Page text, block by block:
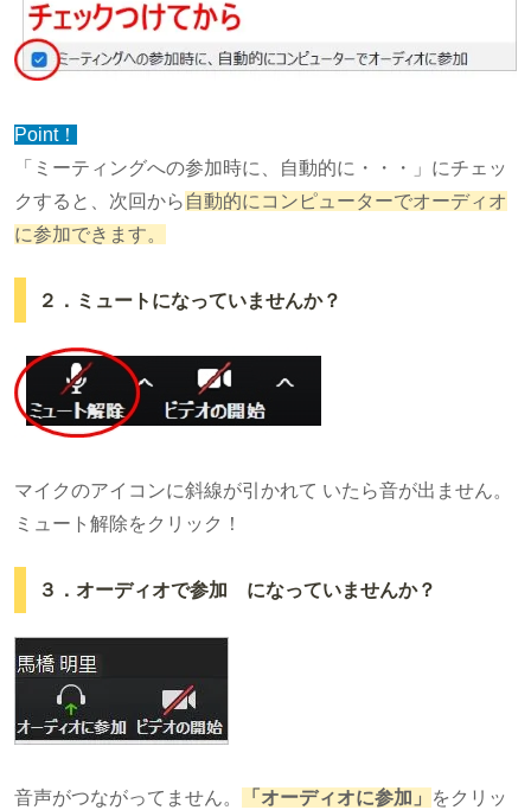
Point！
「ミーティングへの参加時に、自動的に・・・」にチェッ
クすると、次回から 自動的にコンピューターでオーディオ
に参加できます。
２．ミュートになっていませんか？
マイクのアイコンに斜線が引かれて いたら音が出ません。
ミュート解除をクリック！
３．オーディオで参加 になっていませんか？
音声がつながってません。 「オーディオに参加」
をクリッ